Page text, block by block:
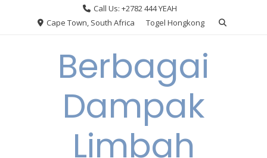
Call Us: +2782 444 YEAH
Cape Town, South Africa
Togel Hongkong
Berbagai
Dampak
Limbah